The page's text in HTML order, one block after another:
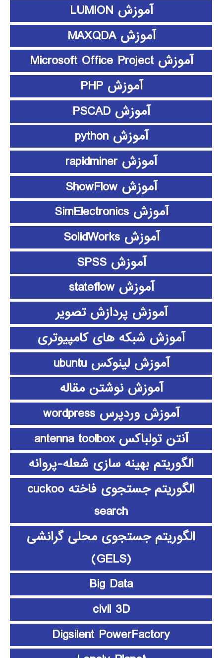
آموزش LUMION
آموزش MAXQDA
آموزش Microsoft Office Project
آموزش PHP
آموزش PSCAD
آموزش python
آموزش rapidminer
آموزش ShowFlow
آموزش SimElectronics
آموزش SolidWorks
آموزش SPSS
آموزش stateflow
آموزش پردازش تصویر
آموزش شبکه های کامپیوتری
آموزش لینوکس ubuntu
آموزش نوشتن مقاله
آموزش وردپرس wordpress
آنتن تولباکس antenna toolbox
الگوریتم بهینه سازی شعله-پروانه
الگوریتم جستجوی فاخته cuckoo
search
الگوریتم جستجوی محلی گرانشی
(GELS)
Big Data
civil 3D
Digsilent PowerFactory